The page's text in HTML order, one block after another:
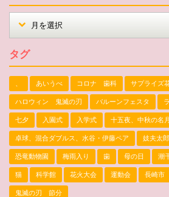
タグ
あいうべ コロナ 歯科 サプライズ
ハロウィン 鬼滅の刃 バルーンフェスタ
七夕 入園式 入学式 十五夜、中秋の名月
卓球、混合ダブルス、水谷・伊藤ペア 妓夫太
恐竜動物園 梅雨入り 歯 母の日 潮
猫 科学館 花火大会 運動会 長崎市
鬼滅の刃 節分